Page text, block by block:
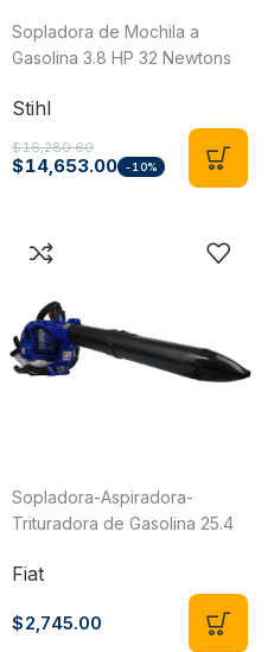
Sopladora de Mochila a
Gasolina 3.8 HP 32 Newtons
Stihl
$16,280.60
$14,653.00 -10%
Sopladora-Aspiradora-
Trituradora de Gasolina 25.4
Fiat
$2,745.00